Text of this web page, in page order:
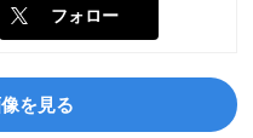
フォロー
を見る